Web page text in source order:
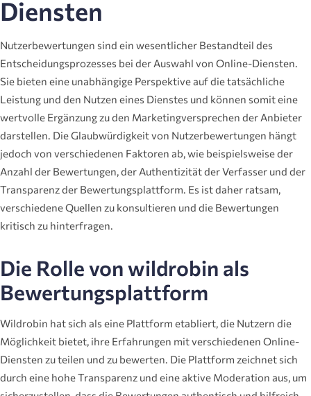
Diensten
Nutzerbewertungen sind ein wesentlicher Bestandteil des
Entscheidungsprozesses bei der Auswahl von Online-Diensten.
Sie bieten eine unabhängige Perspektive auf die tatsächliche
Leistung und den Nutzen eines Dienstes und können somit eine
wertvolle Ergänzung zu den Marketingversprechen der Anbieter
darstellen. Die Glaubwürdigkeit von Nutzerbewertungen hängt
jedoch von verschiedenen Faktoren ab, wie beispielsweise der
Anzahl der Bewertungen, der Authentizität der Verfasser und der
Transparenz der Bewertungsplattform. Es ist daher ratsam,
verschiedene Quellen zu konsultieren und die Bewertungen
kritisch zu hinterfragen.
Die Rolle von wildrobin als
Bewertungsplattform
Wildrobin hat sich als eine Plattform etabliert, die Nutzern die
Möglichkeit bietet, ihre Erfahrungen mit verschiedenen Online-
Diensten zu teilen und zu bewerten. Die Plattform zeichnet sich
durch eine hohe Transparenz und eine aktive Moderation aus, um